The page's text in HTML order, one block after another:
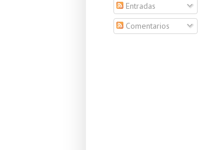
Entradas
Comentarios